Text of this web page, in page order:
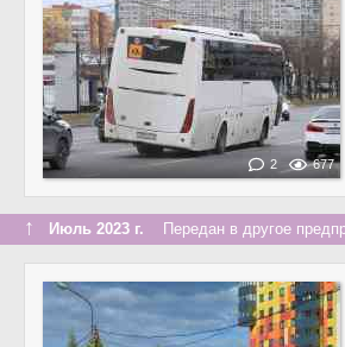
2 677
↑ Июль 2023 г. Передан в другое